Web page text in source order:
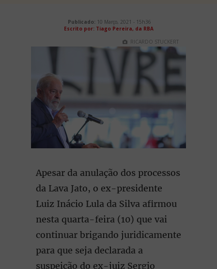
Publicado: 10 Março, 2021 - 15h36
Escrito por: Tiago Pereira, da RBA
RICARDO STUCKERT
Apesar da anulação dos processos
da Lava Jato, o ex-presidente
Luiz Inácio Lula da Silva afirmou
nesta quarta-feira (10) que vai
continuar brigando juridicamente
para que seja declarada a
suspeição do ex-juiz Sergio